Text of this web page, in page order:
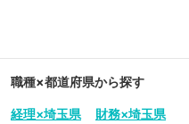
職種×都道府県から探す
経理×埼玉県 財務×埼玉県